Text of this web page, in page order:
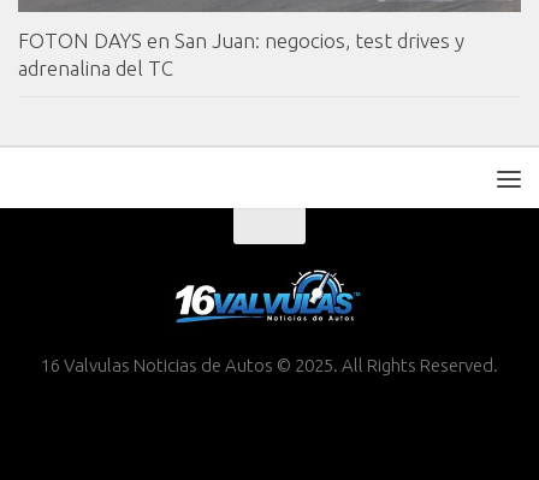
FOTON DAYS en San Juan: negocios, test drives y
adrenalina del TC
16 Valvulas Noticias de Autos © 2025. All Rights Reserved.